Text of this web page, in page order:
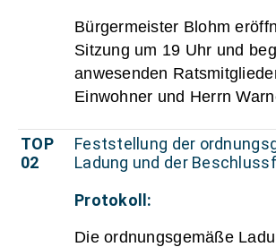
Bürgermeister Blohm
Sitzung um 19 Uhr und
anwesenden
Einwohner und Herrn
TOP
02
Feststellung der
Ladung und der
Protokoll:
Die ordnungsgemäße